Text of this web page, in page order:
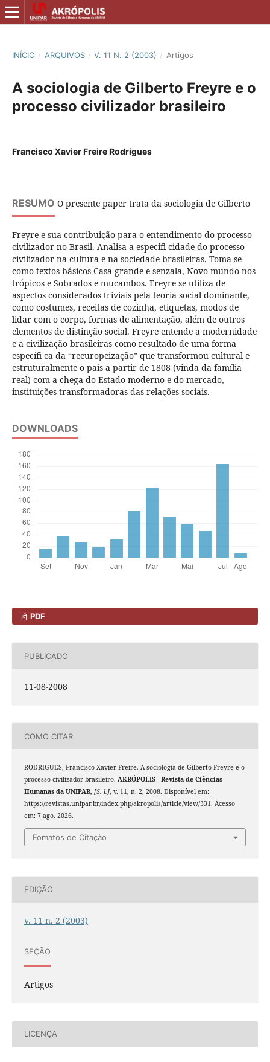
INÍCIO / ARQUIVOS / V. 11 N. 2 (2003) / Artigos
A sociologia de Gilberto Freyre e o
processo civilizador brasileiro
Francisco Xavier Freire Rodrigues
RESUMO O presente paper trata da sociologia de Gilberto
Freyre e sua contribuição para o entendimento do processo
civilizador no Brasil. Analisa a especifi cidade do processo
civilizador na cultura e na sociedade brasileiras. Toma-se
como textos básicos Casa grande e senzala, Novo mundo nos
trópicos e Sobrados e mucambos. Freyre se utiliza de
aspectos considerados triviais pela teoria social dominante,
como costumes, receitas de cozinha, etiquetas, modos de
lidar com o corpo, formas de alimentação, além de outros
elementos de distinção social. Freyre entende a modernidade
e a civilização brasileiras como resultado de uma forma
específi ca da “reeuropeização” que transformou cultural e
estruturalmente o país a partir de 1808 (vinda da família
real) com a chega do Estado moderno e do mercado,
instituições transformadoras das relações sociais.
DOWNLOADS
PDF
PUBLICADO
11-08-2008
COMO CITAR
RODRIGUES, Francisco Xavier Freire. A sociologia de Gilberto Freyre e o
processo civilizador brasileiro. AKRÓPOLIS - Revista de Ciências
Humanas da UNIPAR, [S. l.], v. 11, n. 2, 2008. Disponível em:
https://revistas.unipar.br/index.php/akropolis/article/view/331. Acesso
em: 7 ago. 2026.
Fomatos de Citação
EDIÇÃO
v. 11 n. 2 (2003)
SEÇÃO
Artigos
LICENÇA